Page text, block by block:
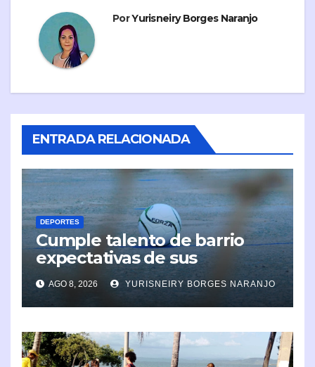
PorYurisneiry Borges Naranjo
ENTRADA RELACIONADA
DEPORTES
Cumple talento de barrio
expectativas de sus
organizadores
AGO 8, 2026 YURISNEIRY BORGES NARANJO